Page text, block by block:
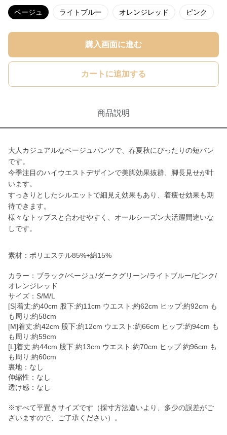
ベージュ ライトブルー オレンジレッド ピンク
購入画面に進む
カートに追加する
商品説明
大人カジュアルなベージュパンツで、春夏秋にぴったりの短パン
です。
今季注目のハイウエストデザインで美脚効果抜群、脚長見せが叶
います。
すっきりとしたシルエットで細見え効果もあり、着痩せ効果も期
待できます。
様々なトップスと合わせやすく、オールシーズン大活躍間違いな
しです。
素材：ポリエステル85%+綿15%
カラー：ブラック/ベージュ/ダークグリーン/ライトブルー/ピンク/
オレンジレッド
サイズ：S/M/L
[S]着丈:約40cm 股下:約11cm ウエスト:約62cm ヒップ:約92cm も
も周り:約58cm
[M]着丈:約42cm 股下:約12cm ウエスト:約66cm ヒップ:約94cm も
も周り:約59cm
[L]着丈:約44cm 股下:約13cm ウエスト:約70cm ヒップ:約96cm も
も周り:約60cm
裏地：なし
伸縮性：なし
透け感：なし
※すべて平置きサイズです（採寸方法違いより、多少の誤差がご
ざいますので、ご了承ください）。